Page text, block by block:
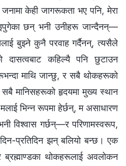
केही जागरूकता भए पनि, मेरा
छन् भनी उनीहरू जान्दैनन्—
बुझ्ने कुनै परवाह गर्दैनन्, त्यसैले
कहिल्यै पनि छुटाउन
माथि जान्छु, र सबै थोकहरूको
मानिसहरूको हृदयमा मुख्य स्थान
भिन्न रूपमा हेर्छन्, म असाधारण
विश्‍वास गर्छन्—र परिणामस्वरूप,
प्रतिदिन झन् बलियो बन्छ। एक
थोकहरूलाई अवलोकन